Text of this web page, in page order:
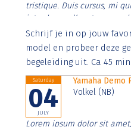
tristique. Duis cursus, mi
interdum nulla, ut
Aenean faucibus nibh et
imperdiet. Nunc ut sem
Schrijf je in op jouw
model en probeer deze
begeleiding uit. Ca 45
Saturday
04
JULY
Yamaha Demo
Volkel (NB)
Lorem ipsum dolor sit